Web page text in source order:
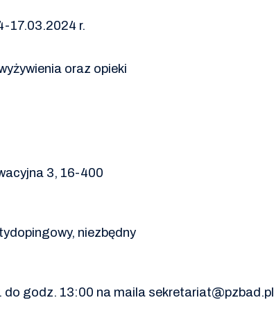
17.03.2024 r.
oraz opieki
3, 16-400
niezbędny
do godz. 13:00 na maila sekretariat@pzbad.pl